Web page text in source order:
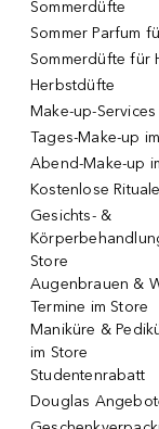
Sommerdüfte
Sommer Parfum
Sommerdüfte für
Herbstdüfte
Make-up-Services
Tages-Make-up
Abend-Make-up
Kostenlose
Gesichts- &
Store
Augenbrauen &
Termine im Store
Maniküre &
im Store
Studentenrabatt
Douglas